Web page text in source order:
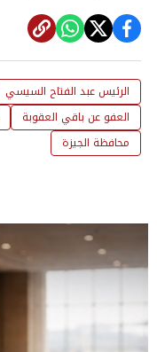
الرئيس عبد الفتاح السيسي
العفو عن باقي العقوبة
محافظة الجيزة